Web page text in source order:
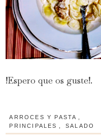
!Espero que os guste!.
ARROCES Y PASTA
PRINCIPALES
SALADO